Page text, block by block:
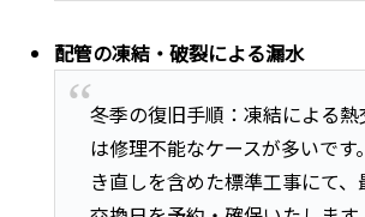
配管の凍結・破裂による漏水
冬季の復旧手順：凍結による
は修理不能なケースが多いです
き直しを含めた標準工事にて